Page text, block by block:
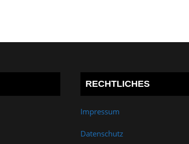
RECHTLICHES
Impressum
Datenschutz